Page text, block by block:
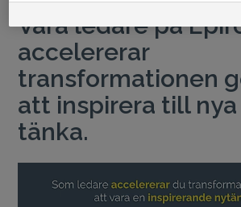
Våra ledare på
accelererar
transformationen
att inspirera till
tänka.